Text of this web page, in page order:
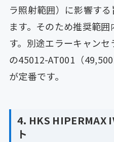
ラ照射範囲）に影響す
ます。そのため推奨範
す。別途エラーキャン
の45012-AT001（
が定番です。
4. HKS HIPERMAX
ト